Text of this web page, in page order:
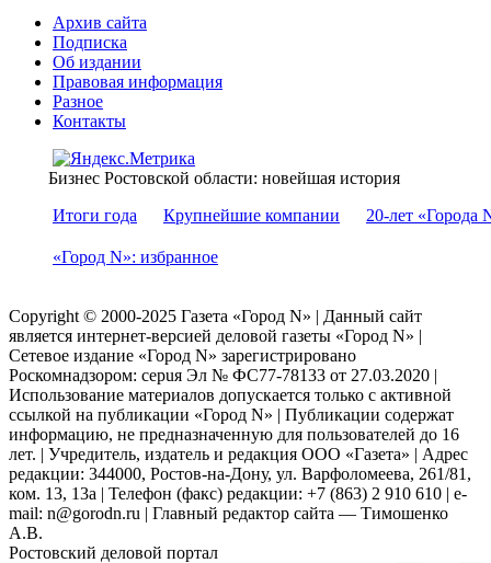
Архив сайта
Подписка
Об издании
Правовая информация
Разное
Контакты
Бизнес Ростовской области: новейшая история
Итоги года
Крупнейшие компании 20-лет «Города
«Город N»: избранное
Copyright © 2000-2025 Газета «Город N» | Данный сайт
является интернет-версией деловой газеты «Город N» |
Сетевое издание «Город N» зарегистрировано
Роскомнадзором: серuя Эл № ФС77-78133 от 27.03.2020 |
Использование материалов допускается только с активной
ссылкой на публикации «Город N» | Публикации содержат
информацию, не предназначенную для пользователей до 16
лет. | Учредитель, издатель и редакция ООО «Газета» | Адрес
редакции: 344000, Ростов-на-Дону, ул. Варфоломеева, 261/81,
ком. 13, 13а | Телефон (факс) редакции: +7 (863) 2 910 610 | e-
mail: n@gorodn.ru | Главный редактор сайта — Тимошенко
А.В.
Ростовский деловой портал